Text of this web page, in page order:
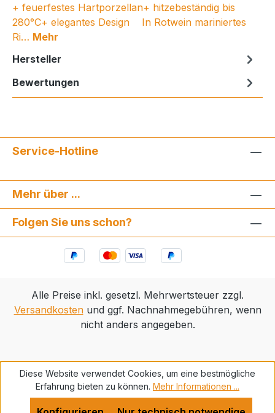
+ feuerfestes Hartporzellan+ hitzebeständig bis
280°C+ elegantes Design In Rotwein mariniertes
Ri… Mehr
Hersteller
Bewertungen
Service-Hotline
Mehr über ...
Folgen Sie uns schon?
Alle Preise inkl. gesetzl. Mehrwertsteuer zzgl.
Versandkostenund ggf. Nachnahmegebühren, wenn
nicht anders angegeben.
Diese Website verwendet Cookies, um eine bestmögliche
Erfahrung bieten zu können. Mehr Informationen ...